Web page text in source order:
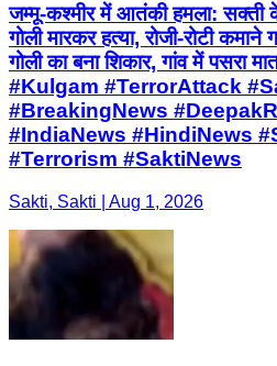
जम्मू-कश्मीर में आतंकी हमला: सक्ती
गोली मारकर हत्या, रोजी-रोटी
गोली का बना शिकार, गांव में
#Kulgam #TerrorAttack
#BreakingNews
#IndiaNews #HindiNews
#Terrorism #SaktiNews
Sakti, Sakti | Aug 1, 2026